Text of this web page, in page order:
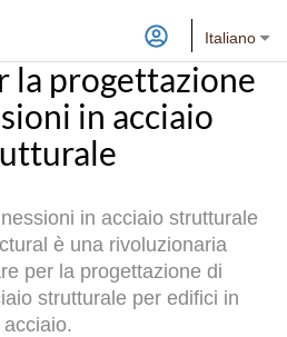
Italiano
la progettazione
in acciaio
in acciaio strutturale
è una rivoluzionaria
per la progettazione di
strutturale per edifici in
acciaio.